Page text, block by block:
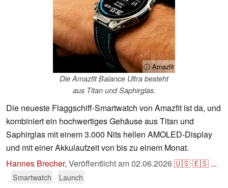
ⓘ Amazfit
Die Amazfit Balance Ultra besteht
aus Titan und Saphirglas.
Die neueste Flaggschiff-Smartwatch von Amazfit ist da, und
kombiniert ein hochwertiges Gehäuse aus Titan und
Saphirglas mit einem 3.000 Nits hellen AMOLED-Display
und mit einer Akkulaufzeit von bis zu einem Monat.
Hannes Brecher, Veröffentlicht am02.06.2026🇺🇸🇪🇸 ...
Smartwatch Launch